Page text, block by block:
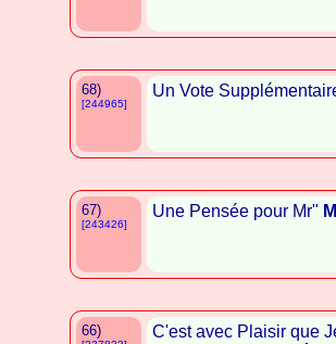
68)
[244965]
Un Vote
67)
[243426]
Une Pensée pour Mr"
66)
C'est avec Plaisir que